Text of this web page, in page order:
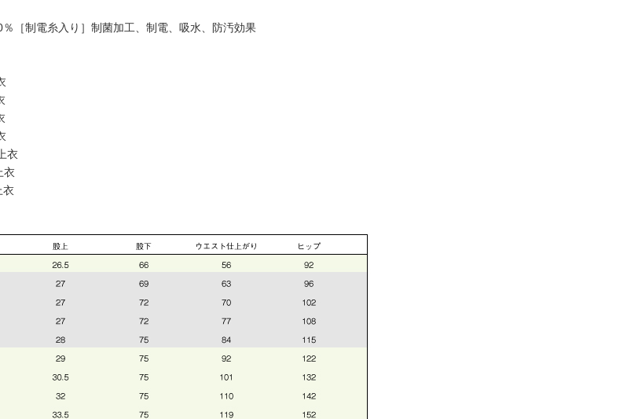
％［制電糸入り］制菌加工、制電、吸水、防汚効果
衣
衣
衣